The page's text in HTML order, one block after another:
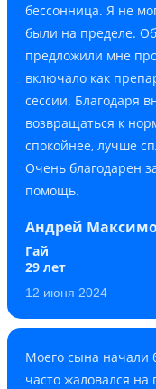
бессонница. Я не
были на пределе.
предложили мне
включало как
сессии. Благодаря
возвращаться к
спокойнее, лучше
Очень благодарен
помощь.
Андрей
Гай
29 лет
12 июня 2024
Моего сына начали
часто жаловался на